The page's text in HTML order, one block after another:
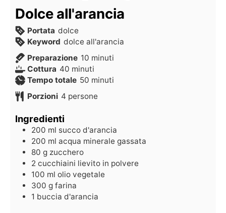
Dolce all'arancia
Portata dolce
Keyword dolce all'arancia
Preparazione 10 minuti
Cottura 40 minuti
Tempo totale 50 minuti
Porzioni 4 persone
Ingredienti
200 ml succo d'arancia
200 ml acqua minerale gassata
80 g zucchero
2 cucchiaini lievito in polvere
100 ml olio vegetale
300 g farina
1 buccia d'arancia